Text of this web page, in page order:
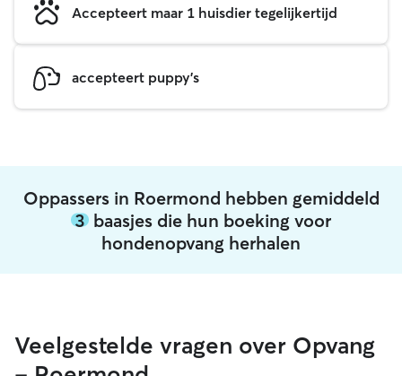
Accepteert maar 1 huisdier tegelijkertijd
accepteert puppy's
Oppassers in Roermond hebben gemiddeld
3 baasjes die hun boeking voor
hondenopvang herhalen
Veelgestelde vragen over Opvang